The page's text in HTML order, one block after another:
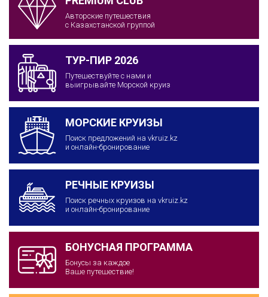
Авторские путешествия
с Казахстанской группой
ТУР-ПИР 2026
Путешествуйте с нами и
выигрывайте Морской круиз
МОРСКИЕ КРУИЗЫ
Поиск предложений на vkruiz.kz
и онлайн-бронирование
РЕЧНЫЕ КРУИЗЫ
Поиск речных круизов на vkruiz.kz
и онлайн-бронирование
БОНУСНАЯ ПРОГРАММА
Бонусы за каждое
Ваше путешествие!